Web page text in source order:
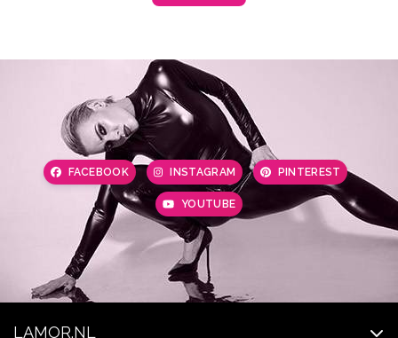
FACEBOOK INSTAGRAM PINTEREST
YOUTUBE
LAMOR.NL